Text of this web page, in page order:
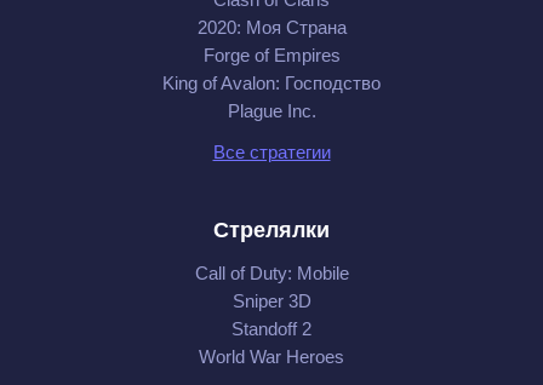
2020: Моя Cтрана
Forge of Empires
King of Avalon: Господство
Plague Inc.
Все стратегии
Стрелялки
Call of Duty: Mobile
Sniper 3D
Standoff 2
World War Heroes